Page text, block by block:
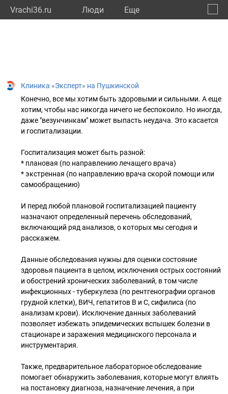
Vrachi36.ru Люди Eще
Клиника «Эксперт» на Пушкинской
Конечно, все мы хотим быть здоровыми и сильными. А еще
хотим, чтобы нас никогда ничего не беспокоило. Но иногда,
даже "везунчинкам" может выпасть неудача. Это касается
и госпитализации.
Госпитализация может быть разной:
* плановая (по направлению лечащего врача)
* экстренная (по направлению врача скорой помощи или
самообращению)
И перед любой плановой госпитализацией пациенту
назначают определенный перечень обследований,
включающий ряд анализов, о которых мы сегодня и
расскажем.
Данные обследования нужны для оценки состояние
здоровья пациента в целом, исключения острых состояний
и обострений хронических заболеваний, в том числе
инфекционных - туберкулеза (по рентгенографии органов
грудной клетки), ВИЧ, гепатитов В и С, сифилиса (по
анализам крови). Исключение данных заболеваний
позволяет избежать эпидемических вспышек болезни в
стационаре и заражения медицинского персонала и
инструментария.
Также, предварительное лабораторное обследование
помогает обнаружить заболевания, которые могут влиять
на постановку диагноза, назначение лечения, а при